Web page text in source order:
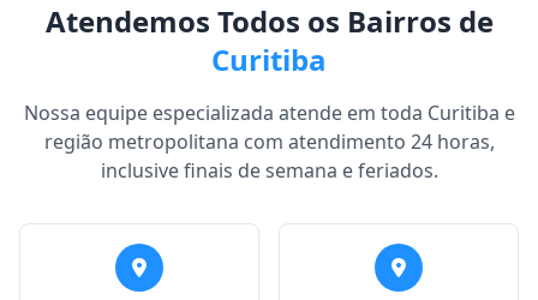
Atendemos Todos os Bairros de
Curitiba
Nossa equipe especializada atende em toda Curitiba e
região metropolitana com atendimento 24 horas,
inclusive finais de semana e feriados.